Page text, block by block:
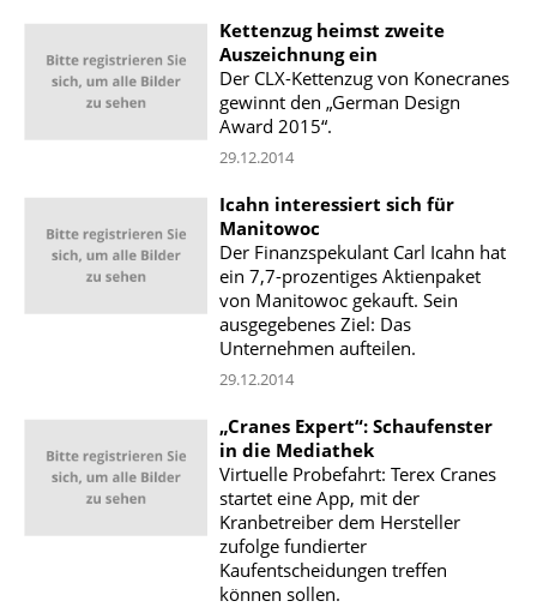
Kettenzug heimst zweite
Auszeichnung ein
Der CLX-Kettenzug von Konecranes
gewinnt den „German Design
Award 2015“.
29.12.2014
Icahn interessiert sich für
Manitowoc
Der Finanzspekulant Carl Icahn hat
ein 7,7-prozentiges Aktienpaket
von Manitowoc gekauft. Sein
ausgegebenes Ziel: Das
Unternehmen aufteilen.
29.12.2014
„Cranes Expert“: Schaufenster
in die Mediathek
Virtuelle Probefahrt: Terex Cranes
startet eine App, mit der
Kranbetreiber dem Hersteller
zufolge fundierter
Kaufentscheidungen treffen
können sollen.